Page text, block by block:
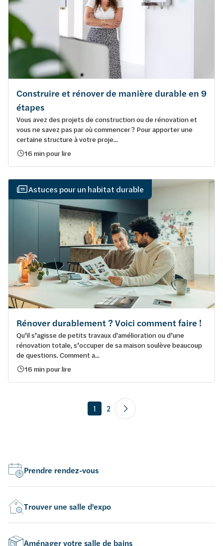
Construire et rénover de manière durable en 9
étapes
Vous avez des projets de construction ou de rénovation et
vous ne savez pas par où commencer ? Pour apporter une
certaine structure à votre proje...
16 min pour lire
Astuces pour un habitat durable
Rénover durablement ? Voici comment faire !
Qu’il s’agisse de petits travaux d'amélioration ou d’une
rénovation totale, s’occuper de sa maison soulève beaucoup
de questions. Comment a...
16 min pour lire
1 2
Prendre rendez-vous
Trouver une salle d'expo
Aménager votre salle de bains